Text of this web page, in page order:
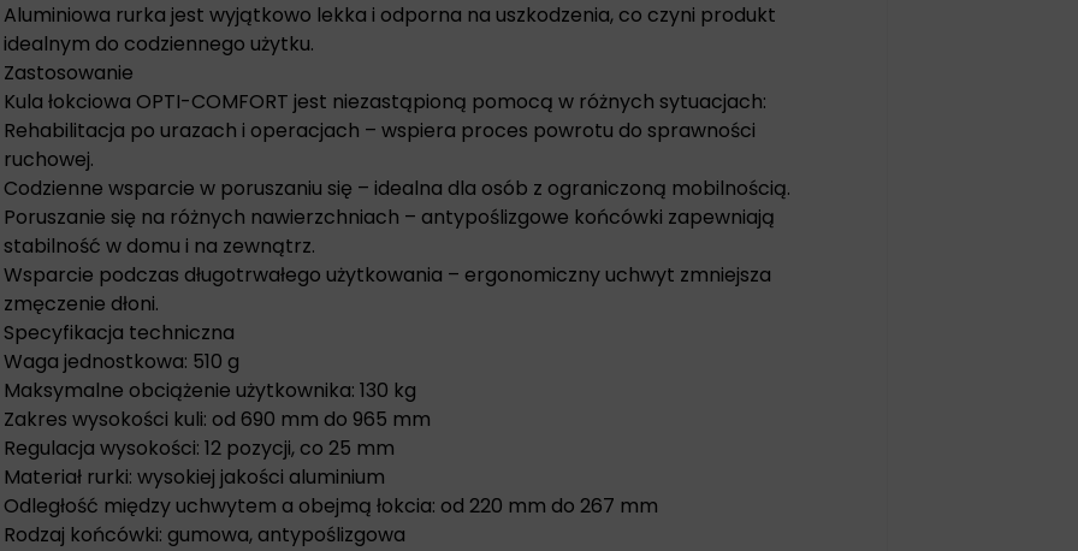
Aluminiowa rurka jest wyjątkowo lekka i odporna na uszkodzenia, co czyni produkt
idealnym do codziennego użytku.
Zastosowanie
Kula łokciowa OPTI-COMFORT jest niezastąpioną pomocą w różnych sytuacjach:
Rehabilitacja po urazach i operacjach – wspiera proces powrotu do sprawności
ruchowej.
Codzienne wsparcie w poruszaniu się – idealna dla osób z ograniczoną mobilnością.
Poruszanie się na różnych nawierzchniach – antypoślizgowe końcówki zapewniają
stabilność w domu i na zewnątrz.
Wsparcie podczas długotrwałego użytkowania – ergonomiczny uchwyt zmniejsza
zmęczenie dłoni.
Specyfikacja techniczna
Waga jednostkowa: 510 g
Maksymalne obciążenie użytkownika: 130 kg
Zakres wysokości kuli: od 690 mm do 965 mm
Regulacja wysokości: 12 pozycji, co 25 mm
Materiał rurki: wysokiej jakości aluminium
Odległość między uchwytem a obejmą łokcia: od 220 mm do 267 mm
Rodzaj końcówki: gumowa, antypoślizgowa